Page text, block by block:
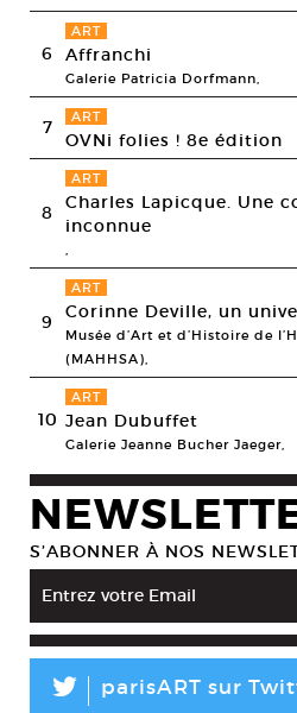
6
ART
Affranchi
Galerie Patricia Dorfmann,
7 ART
OVNi folies ! 8e édition
8
ART
Charles Lapicque. Une
inconnue
,
9
ART
Corinne Deville, un
Musée d’Art et d’Histoire de
(MAHHSA),
10
ART
Jean Dubuffet
Galerie Jeanne Bucher Jaeger,
S’ABONNER À NOS
L parisART sur